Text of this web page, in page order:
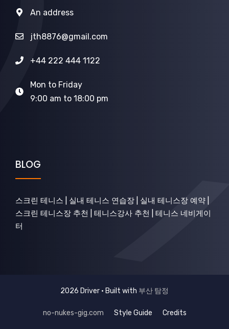
An address
jth8876@gmail.com
+44 222 444 1122
Mon to Friday
9:00 am to 18:00 pm
BLOG
스크린 테니스 | 실내 테니스 연습장 | 실내 테니스장 예약 |
스크린 테니스장 추천 | 테니스강사 추천 | 테니스 네비게이
터
2026 Driver • Built with 부산 탐정
no-nukes-gig.com Style Guide Credits